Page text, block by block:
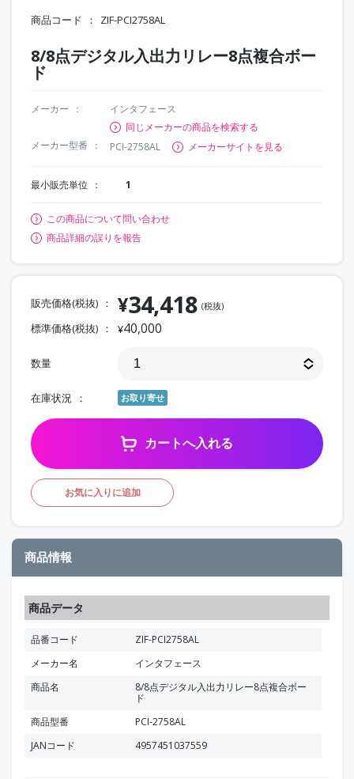
商品コード ZIF-PCI2758AL
8/8点デジタル入出力リレー8点複合ボー
ド
メーカー
インタフェース
同じメーカーの商品を検索する
メーカー型番
PCI-2758AL メーカーサイトを見る
最小販売単位 1
この商品について問い合わせ
商品詳細の誤りを報告
販売価格(税抜) ¥34,418 (税抜)
標準価格(税抜) ¥40,000
数量
在庫状況 お取り寄せ
カートへ入れる
お気に入りに追加
商品情報
商品データ
品番コード
ZIF-PCI2758AL
メーカー名
インタフェース
商品名
8/8点デジタル入出力リレー8点複合ボー
ド
商品型番
PCI-2758AL
JANコード
4957451037559